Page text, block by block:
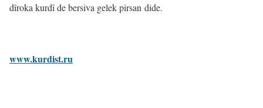
dîroka kurdî de bersiva gelek pirsan dide.
www.kurdist.ru